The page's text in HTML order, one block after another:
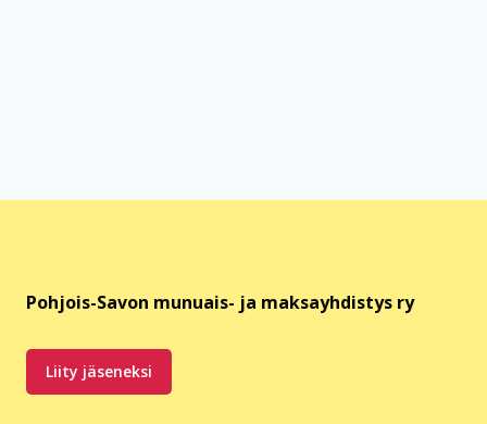
Pohjois-Savon munuais- ja maksayhdistys ry
Liity jäseneksi